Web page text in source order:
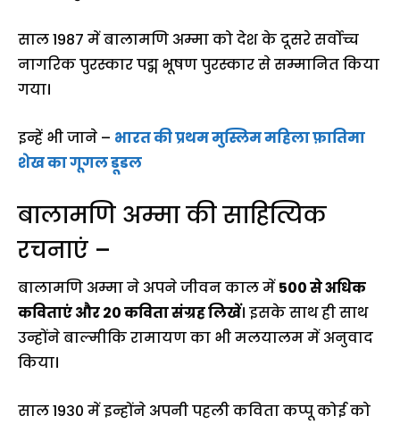
साल 1987 में बालामणि अम्मा को देश के दूसरे सर्वोच्च
नागरिक पुरस्कार पद्म भूषण पुरस्कार से सम्मानित किया
गया।
इन्हें भी जाने – भारत की प्रथम मुस्लिम महिला फ़ातिमा
शेख कागूगलडूडल
बालामणि अम्मा की साहित्यिक
रचनाएं –
बालामणि अम्मा ने अपने जीवन काल में500 से अधिक
कविताएं और 20 कविता संग्रह लिखें। इसके साथ ही साथ
उन्होंने बाल्मीकि रामायण का भी मलयालम में अनुवाद
किया।
साल 1930 में इन्होंने अपनी पहली कविता कप्पू कोई को